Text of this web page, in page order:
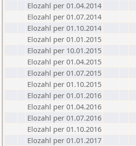
Elozahl per 01.04.2014
Elozahl per 01.07.2014
Elozahl per 01.10.2014
Elozahl per 01.01.2015
Elozahl per 10.01.2015
Elozahl per 01.04.2015
Elozahl per 01.07.2015
Elozahl per 01.10.2015
Elozahl per 01.01.2016
Elozahl per 01.04.2016
Elozahl per 01.07.2016
Elozahl per 01.10.2016
Elozahl per 01.01.2017